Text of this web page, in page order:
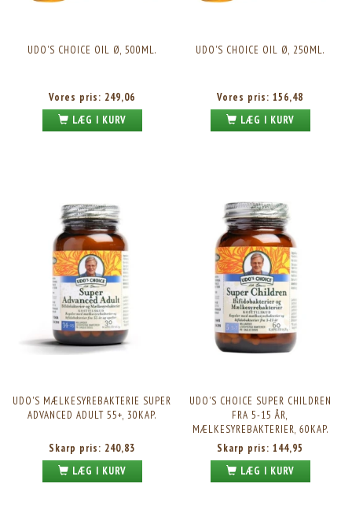
UDO'S CHOICE OIL Ø, 500ML.
Vores pris: 249,06
LÆG I KURV
UDO'S CHOICE OIL Ø, 250ML.
Vores pris: 156,48
LÆG I KURV
UDO'S MÆLKESYREBAKTERIE SUPER
ADVANCED ADULT 55+, 30KAP.
Skarp pris: 240,83
LÆG I KURV
UDO'S CHOICE SUPER CHILDREN
FRA 5-15 ÅR,
MÆLKESYREBAKTERIER, 60KAP.
Skarp pris: 144,95
LÆG I KURV